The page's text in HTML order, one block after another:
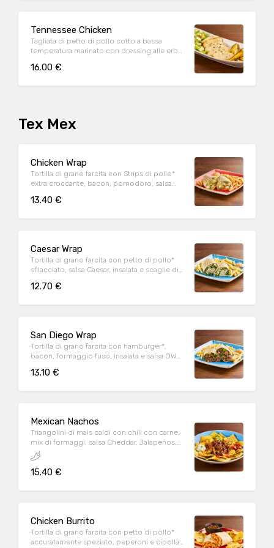
Tennessee Chicken
Tagliata di petto di pollo cotto a bassa
temperatura marinato con dressing alle erbe,
patate al forno
16.00 €
Tex Mex
Chicken Wrap
Tortilla di grano farcita con Strips di pollo*
extra croccante, bacon, pomodoro, salsa
patate* Fries e salsa OWW
13.40 €
Caesar Wrap
Tortilla di grano farcita con petto di pollo*
sfilacciato, salsa Caesar, insalata e scaglie di
patate* Fries e salsa OWW
12.70 €
San Diego Wrap
Tortilla di grano farcita con hamburger*,
bacon, formaggio fuso, insalata e salsa OWW,
13.10 €
Mexican Nachos
Triangolini di mais caldi con chili con carne,
mix di formaggi, salsa Cheddar, Jalapeños,
pomodoro e prezzemolo fresco, serviti con
mix di salse (Guacamole, Messicana e sauce
Cream)
15.40 €
Chicken Burrito
Tortilla di grano farcita con petto di pollo*
accuratamente speziato, peperoni e cipolla